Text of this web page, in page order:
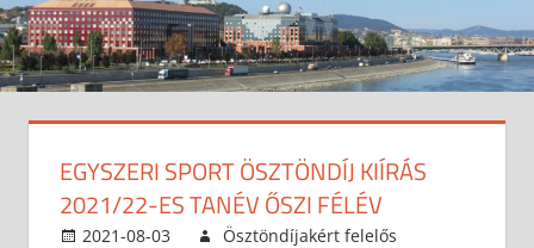
EGYSZERI SPORT ÖSZTÖNDÍJ KIÍRÁS
2021/22-ES TANÉV ŐSZI FÉLÉV
2021-08-03
Ösztöndíjakért felelős